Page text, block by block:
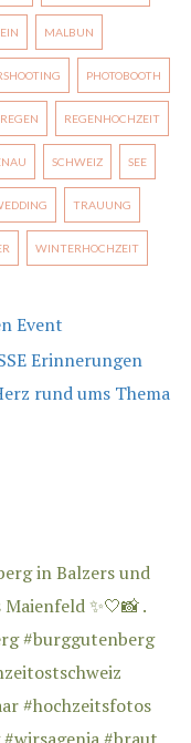
MALBUN
PHOTOBOOTH
REGEN REGENHOCHZEIT
SCHWEIZ SEE
TRAUUNG
WINTERHOCHZEIT